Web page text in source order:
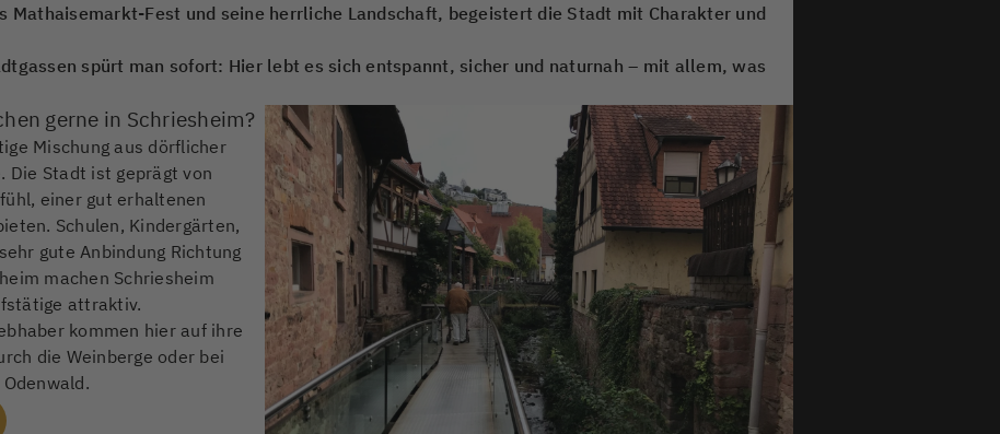
Mathaisemarkt-Fest und seine herrliche Landschaft, begeistert die Stadt mit Charakter und
spürt man sofort: Hier lebt es sich entspannt, sicher und naturnah – mit allem, was
gerne in Schriesheim?
Mischung aus dörflicher
Die Stadt ist geprägt von
einer gut erhaltenen
Schulen, Kindergärten,
gute Anbindung Richtung
machen Schriesheim
attraktiv.
kommen hier auf ihre
die Weinberge oder bei